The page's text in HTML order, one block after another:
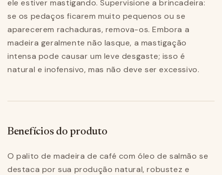
ele estiver mastigando. Supervisione a brincadeira:
se os pedaços ficarem muito pequenos ou se
aparecerem rachaduras, remova-os. Embora a
madeira geralmente não lasque, a mastigação
intensa pode causar um leve desgaste; isso é
natural e inofensivo, mas não deve ser excessivo.
Benefícios do produto
O palito de madeira de café com óleo de salmão se
destaca por sua produção natural, robustez e